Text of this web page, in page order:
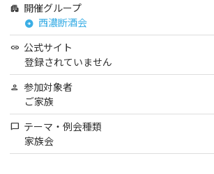
apartment 開催グループ
arrow_circle_right 西濃断酒会
link 公式サイト
登録されていません
person 参加対象者
ご家族
chat_bubble テーマ・例会種類
家族会